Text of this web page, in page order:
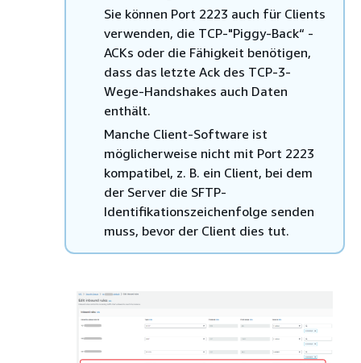
Sie können Port 2223 auch für Clients
verwenden, die TCP-"Piggy-Back“ -
ACKs oder die Fähigkeit benötigen,
dass das letzte Ack des TCP-3-
Wege-Handshakes auch Daten
enthält.
Manche Client-Software ist
möglicherweise nicht mit Port 2223
kompatibel, z. B. ein Client, bei dem
der Server die SFTP-
Identifikationszeichenfolge senden
muss, bevor der Client dies tut.